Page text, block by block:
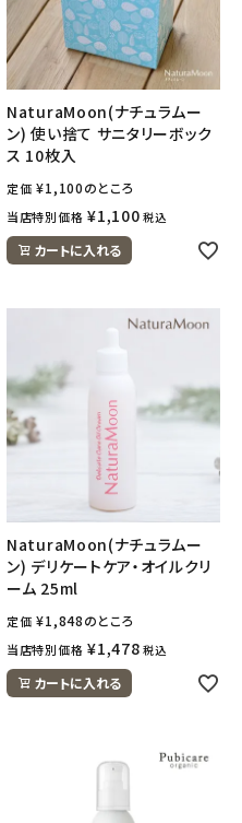
NaturaMoon(ナチュラムー
ン) 使い捨て サニタリーボック
ス 10枚入
定価 ¥1,100のところ
当店特別価格 ¥1,100 税込
カートに入れる
NaturaMoon(ナチュラムー
ン) デリケートケア・オイルクリ
ーム 25ml
定価 ¥1,848のところ
当店特別価格 ¥1,478 税込
カートに入れる